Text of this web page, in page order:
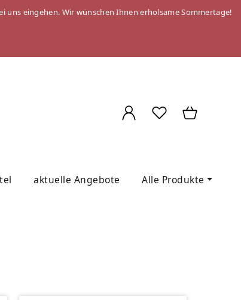
uns eingehen. Wir wünschen Ihnen erholsame Sommertage!
aktuelle Angebote Alle Produkte